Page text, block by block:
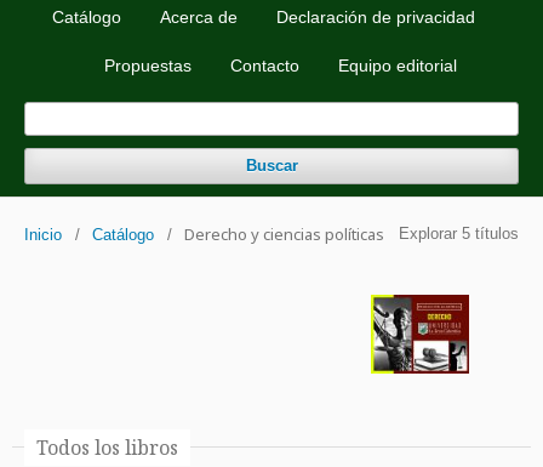
Catálogo Acerca de Declaración de privacidad
Propuestas Contacto Equipo editorial
Buscar
Inicio / Catálogo / Derecho y ciencias políticas Explorar 5 títulos
Todos los libros